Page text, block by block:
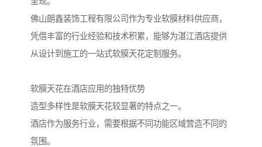
佛山朗鑫装饰工程有限公司作为专业软膜材料供应商，
凭借丰富的行业经验和技术积累，能够为湛江酒店提供
从设计到施工的一站式软膜天花定制服务。
软膜天花在酒店应用的独特优势
造型多样性是软膜天花较显著的特点之一。
酒店作为服务行业，需要根据不同功能区域营造不同的
氛围。